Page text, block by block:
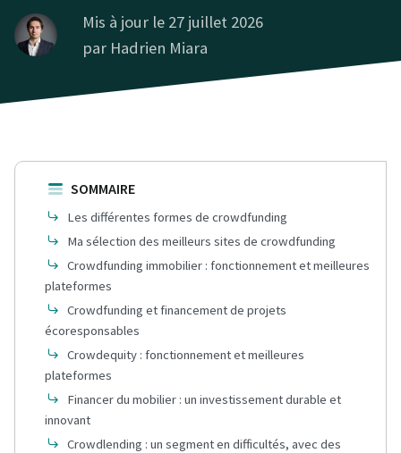
Mis à jour le 27 juillet 2026
par Hadrien Miara
SOMMAIRE
Les différentes formes de crowdfunding
Ma sélection des meilleurs sites de crowdfunding
Crowdfunding immobilier : fonctionnement et meilleures
plateformes
Crowdfunding et financement de projets
écoresponsables
Crowdequity : fonctionnement et meilleures
plateformes
Financer du mobilier : un investissement durable et
innovant
Crowdlending : un segment en difficultés, avec des